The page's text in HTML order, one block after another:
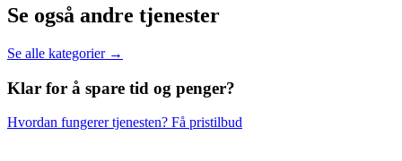
Se også andre tjenester
Se alle kategorier →
Klar for å spare tid og penger?
Hvordan fungerer tjenesten? Få pristilbud